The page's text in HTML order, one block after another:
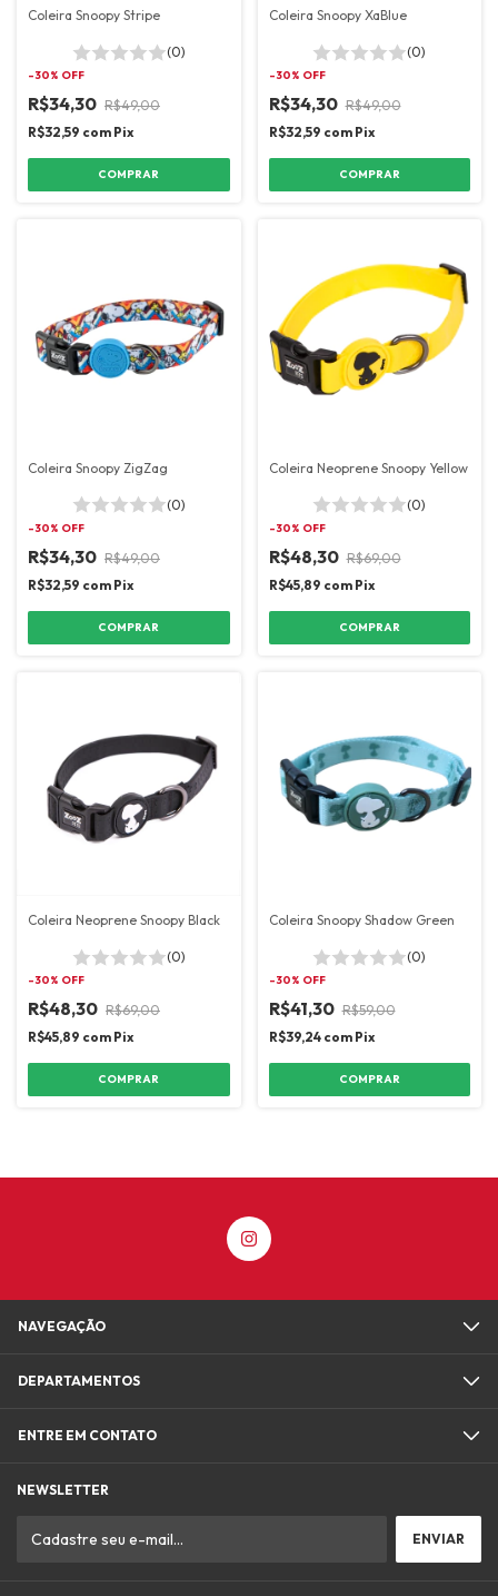
Coleira Snoopy Stripe
(0)
-30% OFF
R$34,30 R$49,00
R$32,59 com Pix
COMPRAR
Coleira Snoopy XaBlue
(0)
-30% OFF
R$34,30 R$49,00
R$32,59 com Pix
COMPRAR
Coleira Snoopy ZigZag
(0)
-30% OFF
R$34,30 R$49,00
R$32,59 com Pix
COMPRAR
Coleira Neoprene Snoopy Yellow
(0)
-30% OFF
R$48,30 R$69,00
R$45,89 com Pix
COMPRAR
Coleira Neoprene Snoopy Black
(0)
-30% OFF
R$48,30 R$69,00
R$45,89 com Pix
COMPRAR
Coleira Snoopy Shadow Green
(0)
-30% OFF
R$41,30 R$59,00
R$39,24 com Pix
COMPRAR
NAVEGAÇÃO
DEPARTAMENTOS
ENTRE EM CONTATO
NEWSLETTER